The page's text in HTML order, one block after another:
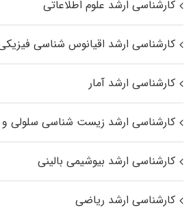
کارشناسی ارشد علوم اطلاعاتی
کارشناسی ارشد اقیانوس‌ شناسی
کارشناسی ارشد آمار
کارشناسی ارشد زیست شناسی سلولی و
کارشناسی ارشد بیوشیمی بالینی
کارشناسی ارشد ریاضی